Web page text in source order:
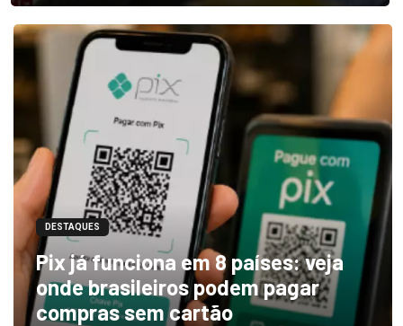
DESTAQUES
Pix já funciona em 8 países: veja
onde brasileiros podem pagar
compras sem cartão